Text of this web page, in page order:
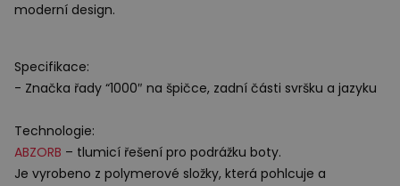
moderní design.
Specifikace:
- Značka řady “1000″ na špičce, zadní části svršku a jazyku
Technologie:
ABZORB – tlumicí řešení pro podrážku boty.
Je vyrobeno z polymerové složky, která pohlcuje a